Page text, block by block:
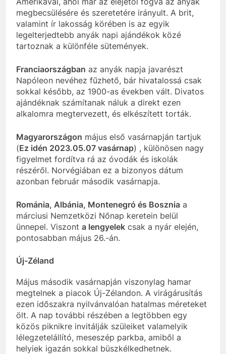
megbecsülésére és szeretetére irányult. A brit,
valamint ír lakosság körében is az egyik
legelterjedtebb anyák napi ajándékok közé
tartoznak a különféle sütemények.
Franciaországban az anyák napja javarészt
Napóleon nevéhez fűzhető, bár hivatalossá csak
sokkal később, az 1900-as években vált. Divatos
ajándéknak számítanak náluk a direkt ezen
alkalomra megtervezett, és elkészített torták.
Magyarországon május első vasárnapján tartjuk
(Ez idén 2023.05.07 vasárnap) , különösen nagy
figyelmet fordítva rá az óvodák és iskolák
részéről. Norvégiában ez a bizonyos dátum
azonban február második vasárnapja.
Románia, Albánia, Montenegró és Bosznia a
márciusi Nemzetközi Nőnap keretein belül
ünnepel. Viszont a lengyelek csak a nyár elején,
pontosabban május 26.-án.
Új-Zéland
Május második vasárnapján viszonylag hamar
megtelnek a piacok Új-Zélandon. A virágárusítás
ezen időszakra nyilvánvalóan hatalmas méreteket
ölt. A nap további részében a legtöbben egy
közös piknikre invitálják szüleiket valamelyik
lélegzetelállító, meseszép parkba, amiből a
helyiek igazán sokkal büszkélkedhetnek.